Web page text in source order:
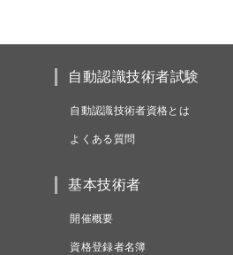
自動認識技術者試験
自動認識技術者資格とは
よくある質問
基本技術者
開催概要
資格登録者名簿